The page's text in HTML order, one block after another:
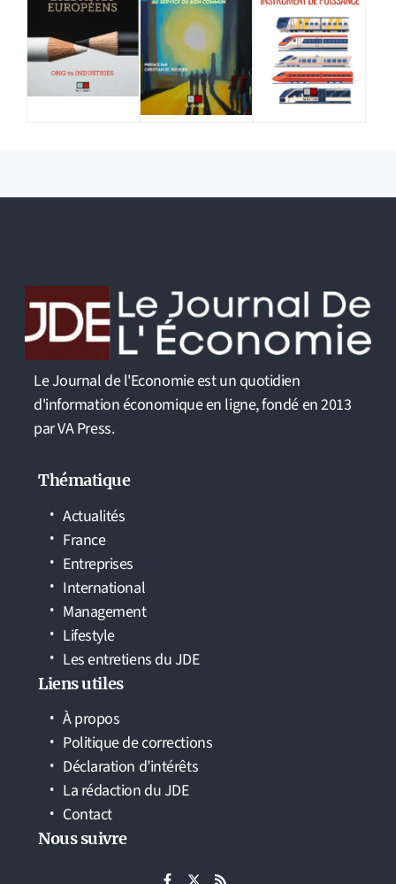
Le Journal de l'Economie est un quotidien
d'information économique en ligne, fondé en 2013
par VA Press.
Thématique
Actualités
France
Entreprises
International
Management
Lifestyle
Les entretiens du JDE
Liens utiles
À propos
Politique de corrections
Déclaration d’intérêts
La rédaction du JDE
Contact
Nous suivre